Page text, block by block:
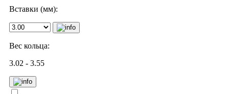
Вставки (мм):
Вес кольца:
3.02 - 3.55